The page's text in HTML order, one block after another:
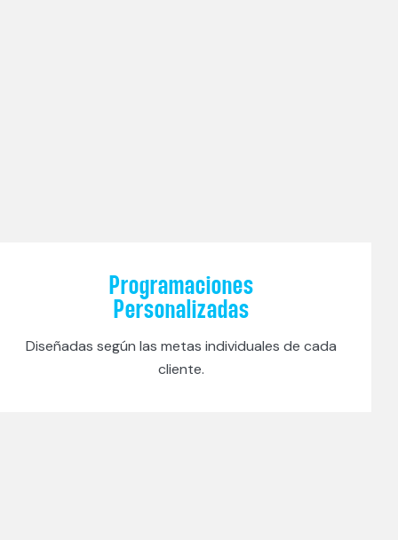
Programaciones
Personalizadas
Diseñadas según las metas individuales de cada
cliente.